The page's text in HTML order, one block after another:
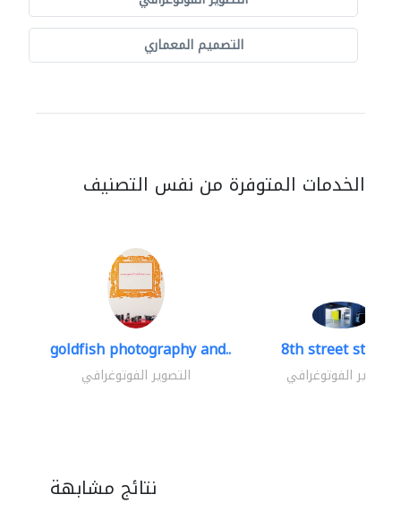
التصميم المعماري
الخدمات المتوفرة من نفس التصنيف
goldfish photography and..
التصوير الفوتوغرافي
8th street studios
التصوير الفوتوغرافي
نتائج مشابهة